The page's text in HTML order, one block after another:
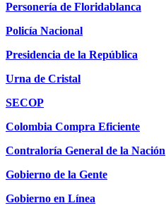
Personería de Floridablanca
Policía Nacional
Presidencia de la República
Urna de Cristal
SECOP
Colombia Compra Eficiente
Contraloría General de la Nación
Gobierno de la Gente
Gobierno en Línea